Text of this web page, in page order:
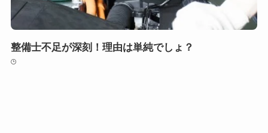
整備士不足が深刻！理由は単純でしょ？